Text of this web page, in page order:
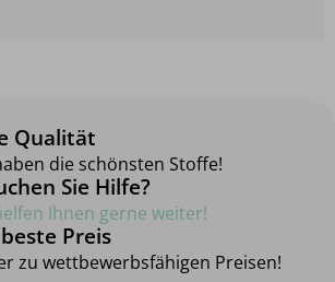
Qualität
die schönsten Stoffe!
Sie Hilfe?
Ihnen gerne weiter!
Preis
zu wettbewerbsfähigen Preisen!